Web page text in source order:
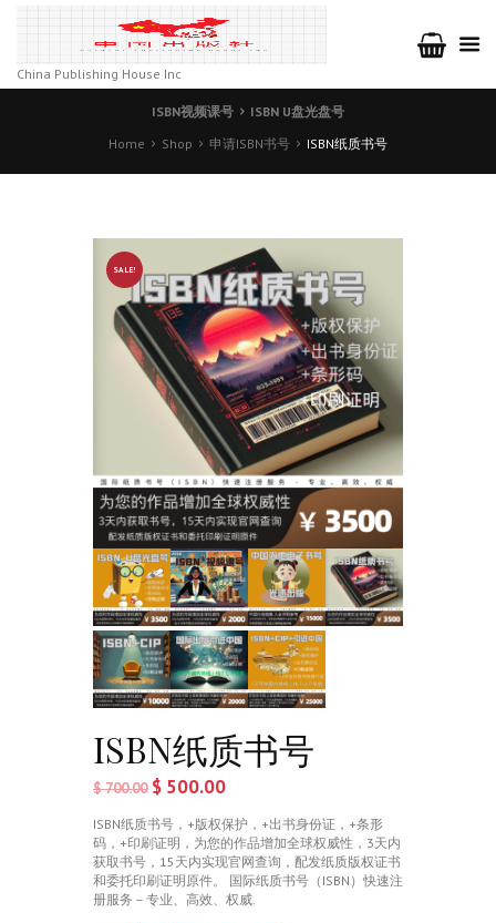
China Publishing House Inc
ISBN视频课号
ISBN U盘光盘号
Home
Shop 申请ISBN书号 ISBN纸质书号
SALE!
ISBN纸质书号
$700.00 $ 500.00
ISBN纸质书号， +版权保护，+出书身份证，+条形
码，+印刷证明，为您的作品增加全球权威性， 3天内
获取书号，15天内实现官网查询，配发纸质版权证书
和委托印刷证明原件。 国际纸质书号（ISBN）快速注
册服务 – 专业、高效、权威.